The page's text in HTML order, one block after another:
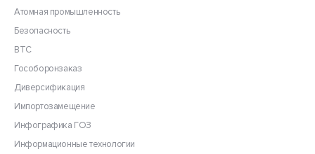
Атомная промышленность
Безопасность
ВТС
Гособоронзаказ
Диверсификация
Импортозамещение
Инфографика ГОЗ
Информационные технологии